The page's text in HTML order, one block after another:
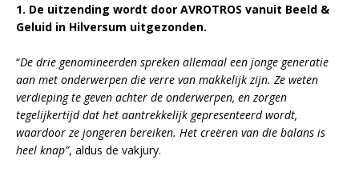
1. De uitzending wordt door AVROTROS vanuit Beeld &
Geluid in Hilversum uitgezonden.
“De drie genomineerden spreken allemaal een jonge generatie
aan met onderwerpen die verre van makkelijk zijn. Ze weten
verdieping te geven achter de onderwerpen, en zorgen
tegelijkertijd dat het aantrekkelijk gepresenteerd wordt,
waardoor ze jongeren bereiken. Het creëren van die balans is
heel knap”, aldus de vakjury.